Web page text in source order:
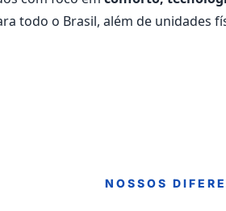
todo o Brasil, além de unidades
NOSSOS